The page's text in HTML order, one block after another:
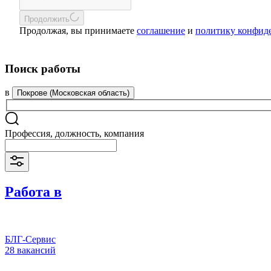
Продолжить
Продолжая, вы принимаете соглашение и политику
Поиск работы
в Покрове (Московская область)
Профессия, должность, компания
Работа в
БЛГ-Сервис
28 вакансий